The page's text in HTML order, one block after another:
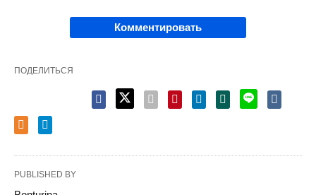
Комментировать
ПОДЕЛИТЬСЯ
PUBLISHED BY